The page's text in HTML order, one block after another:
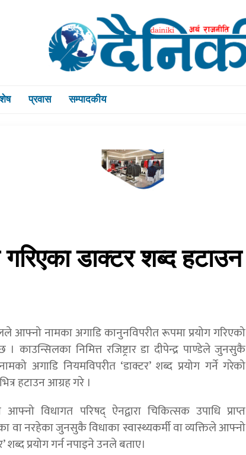
प्रवास सम्पादकीय
डाक्टर शब्द हटाउन
आफ्नो नामका अगाडि कानुनविपरीत रूपमा प्रयोग गरिएको
काउन्सिलका निमित्त रजिष्ट्रार डा दीपेन्द्र पाण्डेले जुनसुकै
अगाडि नियमविपरीत ‘डाक्टर’ शब्द प्रयोग गर्ने गरेको
हटाउन आग्रह गरे ।
विधागत परिषद् ऐनद्वारा चिकित्सक उपाधि प्राप्त
वा नरहेका जुनसुकै विधाका स्वास्थ्यकर्मी वा व्यक्तिले आफ्नो
शब्द प्रयोग गर्न नपाइने उनले बताए।